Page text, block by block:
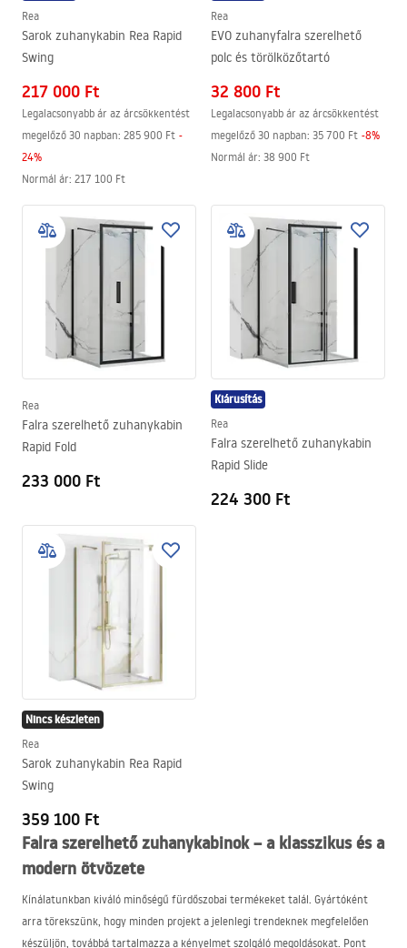
Rea
Sarok zuhanykabin Rea Rapid
Swing
217 000 Ft
Legalacsonyabb ár az árcsökkentést
megelőző 30 napban: 285 900 Ft -
24%
Normál ár: 217 100 Ft
Rea
EVO zuhanyfalra szerelhető
polc és törölközőtartó
32 800 Ft
Legalacsonyabb ár az árcsökkentést
megelőző 30 napban: 35 700 Ft -8%
Normál ár: 38 900 Ft
Rea
Falra szerelhető zuhanykabin
Rapid Fold
233 000 Ft
Kiárusítás
Rea
Falra szerelhető zuhanykabin
Rapid Slide
224 300 Ft
Nincs készleten
Rea
Sarok zuhanykabin Rea Rapid
Swing
359 100 Ft
Falra szerelhető zuhanykabinok – a klasszikus és a
modern ötvözete
Kínálatunkban kiváló minőségű fürdőszobai termékeket talál. Gyártóként
arra törekszünk, hogy minden projekt a jelenlegi trendeknek megfelelően
készüljön, továbbá tartalmazza a kényelmet szolgáló megoldásokat. Pont